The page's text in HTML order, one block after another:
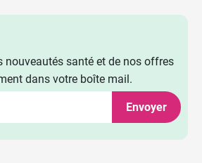
nouveautés santé et de nos offres
dans votre boîte mail.
Envoyer